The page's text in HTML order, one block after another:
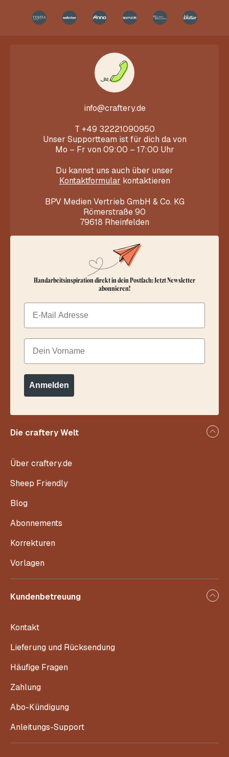
info@craftery.de
T +49 32221090950
Unser Supportteam ist für dich da von
Mo – Fr von 09:00 – 17:00 Uhr
Du kannst uns auch über unser
Kontaktformular kontaktieren
BPV Medien Vertrieb GmbH & Co. KG
Römerstraße 90
79618 Rheinfelden
Die craftery Welt
Über craftery.de
Sheep Friendly
Blog
Abonnements
Korrekturen
Vorlagen
Kundenbetreuung
Kontakt
Lieferung und Rücksendung
Häufige Fragen
Zahlung
Abo-Kündigung
Anleitungs-Support
Handarbeitsinspiration direkt in dein Postfach: Jetzt Newsletter
abonnieren!
Email
Dein Vorname
Anmelden